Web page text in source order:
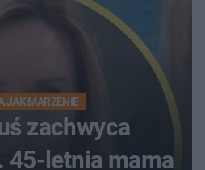
JAK MARZENIE
zachwyca
45-letnia mama